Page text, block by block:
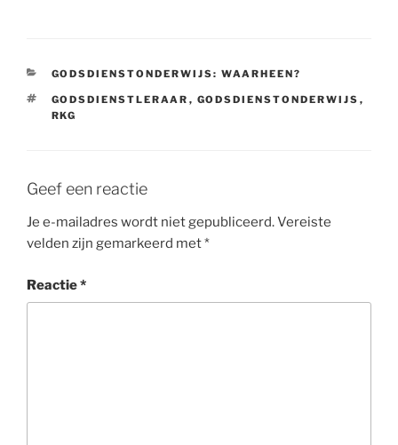
CATEGORIEËN
GODSDIENSTONDERWIJS: WAARHEEN?
TAGS
GODSDIENSTLERAAR , GODSDIENSTONDERWIJS ,
RKG
Geef een reactie
Je e-mailadres wordt niet gepubliceerd.Vereiste
velden zijn gemarkeerd met*
Reactie*